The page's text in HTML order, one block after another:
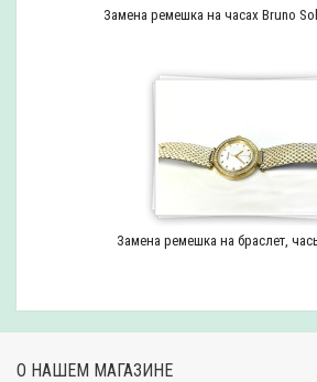
Замена ремешка на часах Bruno
Замена ремешка на браслет,
О НАШЕМ МАГАЗИНЕ